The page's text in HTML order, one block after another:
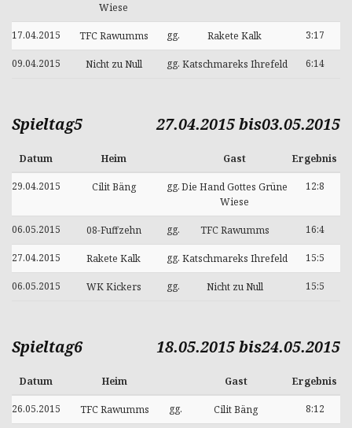
Wiese
17.04.2015 TFC Rawumms gg. Rakete Kalk 3:17
09.04.2015 Nicht zu Null gg. Katschmareks Ihrefeld 6:14
Spieltag5 27.04.2015 bis03.05.2015
Datum Heim Gast Ergebnis
29.04.2015 Cilit Bäng gg.Die Hand Gottes Grüne
Wiese
12:8
06.05.2015 08-Fuffzehn gg. TFC Rawumms 16:4
27.04.2015 Rakete Kalk gg. Katschmareks Ihrefeld 15:5
06.05.2015 WK Kickers gg. Nicht zu Null 15:5
Spieltag6 18.05.2015 bis24.05.2015
Datum Heim Gast Ergebnis
26.05.2015 TFC Rawumms gg. Cilit Bäng 8:12